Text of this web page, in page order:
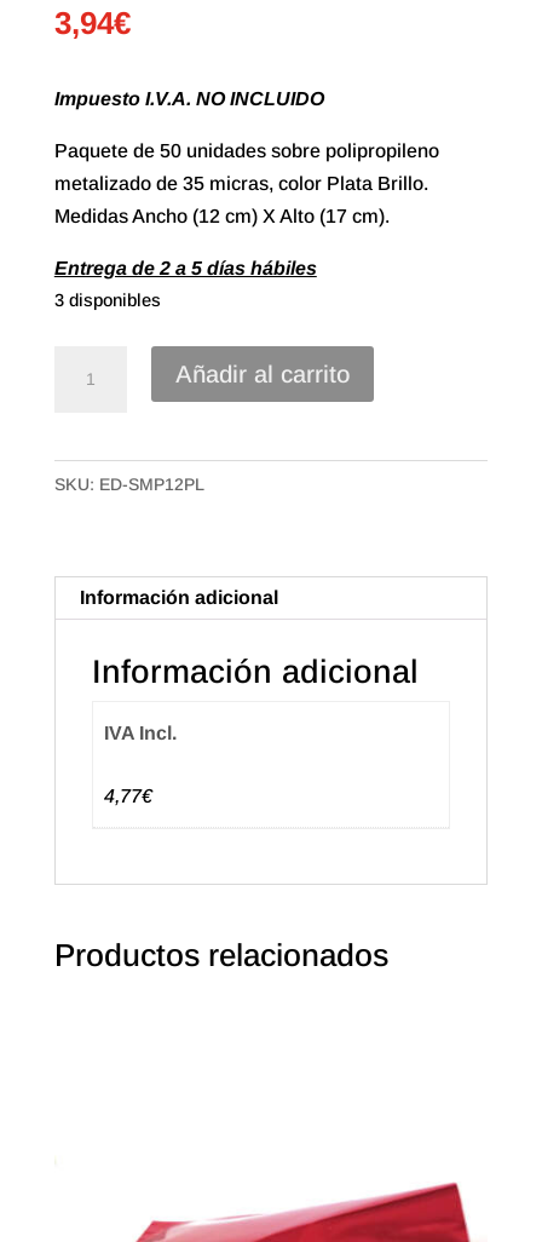
3,94€
Impuesto I.V.A. NO INCLUIDO
Paquete de 50 unidades sobre polipropileno
metalizado de 35 micras, color Plata Brillo.
Medidas Ancho (12 cm) X Alto (17 cm).
Entrega de 2 a 5 días hábiles
3 disponibles
de
12X17
Brillo
(50u.)
cantidad
Añadir al carrito
SKU: ED-SMP12PL
Información adicional
Información adicional
IVA Incl.
4,77€
Productos relacionados